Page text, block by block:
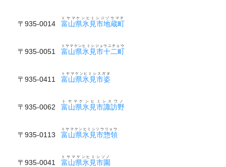
〒935-0014 富山県氷見市地蔵町
トヤマケンヒミシジゾウマチ
〒935-0051 富山県氷見市十二町
トヤマケンヒミシジュウニチョウ
〒935-0411 富山県氷見市姿
トヤマケンヒミシスガタ
〒935-0062 富山県氷見市諏訪野
トヤマケンヒミシスワノ
〒935-0113 富山県氷見市惣領
トヤマケンヒミシソウリョウ
〒935-0041 富山県氷見市園
トヤマケンヒミシソノ